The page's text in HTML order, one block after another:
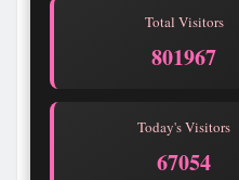
Total Visitors
801967
Today's Visitors
67054